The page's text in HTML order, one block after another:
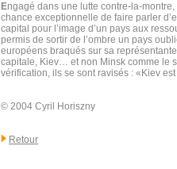
Engagé dans une lutte contre-la-
chance exceptionnelle de faire parler
capital pour l’image d’un pays aux
permis de sortir de l’ombre un pays
européens braqués sur sa
capitale, Kiev… et non Minsk comme le
vérification, ils se sont ravisés : «Kiev
© 2004 Cyril Horiszny
Retour